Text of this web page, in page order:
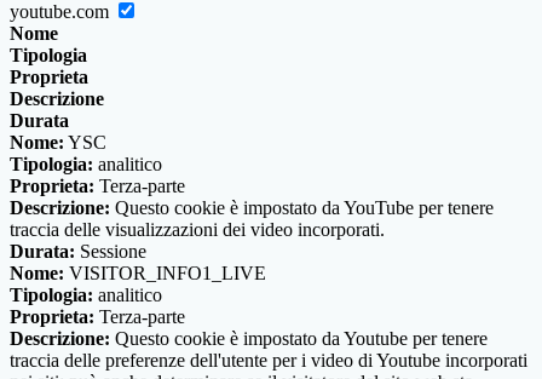
youtube.com
Nome
Tipologia
Proprieta
Descrizione
Durata
Nome: YSC
Tipologia: analitico
Proprieta: Terza-parte
Descrizione: Questo cookie è impostato da YouTube per tenere
traccia delle visualizzazioni dei video incorporati.
Durata: Sessione
Nome: VISITOR_INFO1_LIVE
Tipologia: analitico
Proprieta: Terza-parte
Descrizione: Questo cookie è impostato da Youtube per tenere
traccia delle preferenze dell'utente per i video di Youtube incorporati